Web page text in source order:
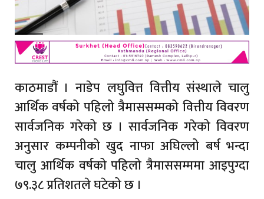
काठमाडौं । नाडेप लघुवित्त वित्तीय संस्थाले चालु
आर्थिक वर्षको पहिलो त्रैमाससम्मको वित्तीय विवरण
सार्वजनिक गरेको छ । सार्वजनिक गरेको विवरण
अनुसार कम्पनीको खुद नाफा अघिल्लो बर्ष भन्दा
चालु आर्थिक वर्षको पहिलो त्रैमाससम्ममा आइपुग्दा
७९.३८ प्रतिशतले घटेको छ ।